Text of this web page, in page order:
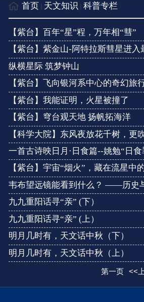
首页 天文知识 科普专栏
【紫台】百年“星”程，万年相“彗”
【紫台】紫金山-阿特拉斯彗星进入
纵横星际 筑梦钟山
【紫台】飞向银河系中心的奇幻旅
【紫台】我能证明，火星被撞了
【紫台】穹台观天地 扬帆拓海洋
【科学大院】东风夜放花千树，更
一首古诗映日月·日食篇--姚勉“日
【紫台】宇宙“烟火”，藏在流星中
韦布望远镜能看到什么？ ——历史
九九重阳话寻“亲” (下）
九九重阳话寻“亲” (上）
明月几时有，天文话中秋（下）
明月几时有，天文话中秋（上）
第一页 <<